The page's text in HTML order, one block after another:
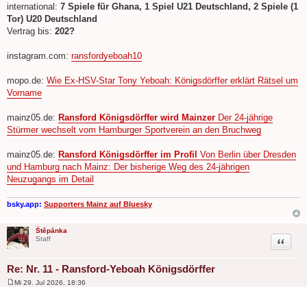
international: 7 Spiele für Ghana, 1 Spiel U21 Deutschland, 2 Spiele (1
Tor) U20 Deutschland
Vertrag bis: 202?
instagram.com: ransfordyeboah10
mopo.de: Wie Ex-HSV-Star Tony Yeboah: Königsdörffer erklärt Rätsel um
Vorname
mainz05.de: Ransford Königsdörffer wird Mainzer Der 24-jährige
Stürmer wechselt vom Hamburger Sportverein an den Bruchweg
mainz05.de: Ransford Königsdörffer im Profil Von Berlin über Dresden
und Hamburg nach Mainz: Der bisherige Weg des 24-jährigen
Neuzugangs im Detail
bsky.app: Supporters Mainz auf Bluesky
Štěpánka
Staff
Re: Nr. 11 - Ransford-Yeboah Königsdörffer
Zitat
Mi 29. Jul 2026, 18:36